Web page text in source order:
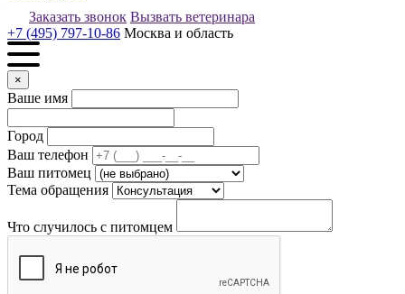
Заказать звонок Вызвать ветеринара
+7 (495) 797-10-86 Москва и область
×
Ваше имя
Город
Ваш телефон
Ваш питомец
Тема обращения
Что случилось с питомцем